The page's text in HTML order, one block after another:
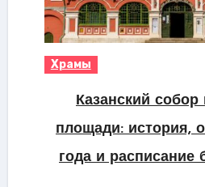
Храмы
Казанский собор
площади: история,
года и расписание